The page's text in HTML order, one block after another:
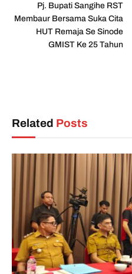
Pj. Bupati Sangihe RST
Membaur Bersama Suka Cita
HUT Remaja Se Sinode
GMIST Ke 25 Tahun
Related Posts